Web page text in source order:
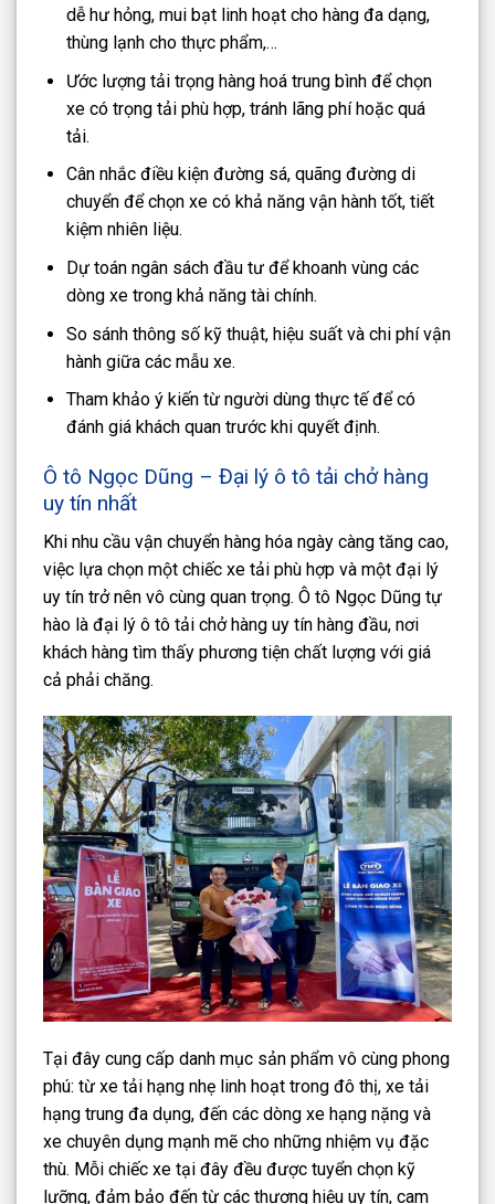
dễ hư hỏng, mui bạt linh hoạt cho hàng đa dạng,
thùng lạnh cho thực phẩm,…
Ước lượng tải trọng hàng hoá trung bình để chọn
xe có trọng tải phù hợp, tránh lãng phí hoặc quá
tải.
Cân nhắc điều kiện đường sá, quãng đường di
chuyển để chọn xe có khả năng vận hành tốt, tiết
kiệm nhiên liệu.
Dự toán ngân sách đầu tư để khoanh vùng các
dòng xe trong khả năng tài chính.
So sánh thông số kỹ thuật, hiệu suất và chi phí vận
hành giữa các mẫu xe.
Tham khảo ý kiến từ người dùng thực tế để có
đánh giá khách quan trước khi quyết định.
Ô tô Ngọc Dũng – Đại lý ô tô tải chở hàng
uy tín nhất
Khi nhu cầu vận chuyển hàng hóa ngày càng tăng cao,
việc lựa chọn một chiếc xe tải phù hợp và một đại lý
uy tín trở nên vô cùng quan trọng. Ô tô Ngọc Dũng tự
hào là đại lý ô tô tải chở hàng uy tín hàng đầu, nơi
khách hàng tìm thấy phương tiện chất lượng với giá
cả phải chăng.
Tại đây cung cấp danh mục sản phẩm vô cùng phong
phú: từ xe tải hạng nhẹ linh hoạt trong đô thị, xe tải
hạng trung đa dụng, đến các dòng xe hạng nặng và
xe chuyên dụng mạnh mẽ cho những nhiệm vụ đặc
thù. Mỗi chiếc xe tại đây đều được tuyển chọn kỹ
lưỡng, đảm bảo đến từ các thương hiệu uy tín, cam